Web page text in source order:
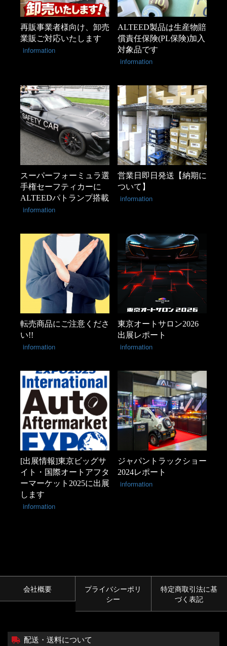
再販事業者様向け、卸売
業販ご対応いたします
information
ALTEED製品は生産物賠
償責任保険(PL保険)加入
対象品です
information
スーパーフォーミュラ選
手権セーフティカーに
ALTEEDパトランプ搭載
information
営業日即日発送【納期に
ついて】
information
転売商品にご注意くださ
い!!
information
東京オートサロン2026
出展レポート
information
[出展情報]東京ビッグサ
イト・国際オートアフタ
ーマーケット2025に出展
します
information
ジャパントラックショー
2024レポート
information
会社概要
プライバシーポリ
シー
特定商取引法に基
づく表記
配送・送料について